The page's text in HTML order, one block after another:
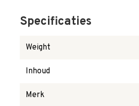
Specificaties
Weight
Inhoud
Merk